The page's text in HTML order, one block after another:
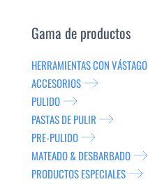
Gama de productos
HERRAMIENTAS CON VÁSTAGO
ACCESORIOS
PULIDO
PASTAS DE PULIR
PRE-PULIDO
MATEADO & DESBARBADO
PRODUCTOS ESPECIALES